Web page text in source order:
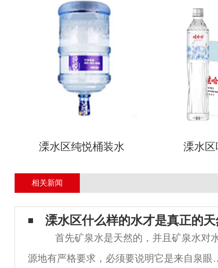
溧水区纯悦桶装水 溧水
相关新闻
溧水区什么样的水才是真正的
首先矿泉水是天然的，并且矿泉水对
源地有严格要求，必须要说明它是来自泉眼